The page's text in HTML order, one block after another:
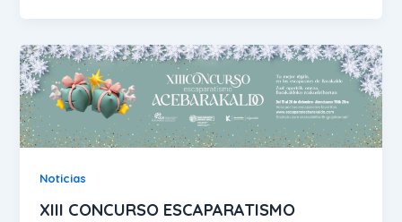
Noticias
XIII CONCURSO ESCAPARATISMO